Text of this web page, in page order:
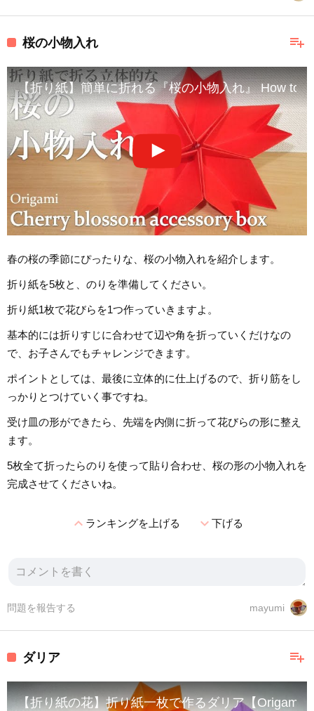
playlist_add
桜の小物入れ
【折り紙】簡単に折れる『桜の小物入れ』 How to
春の桜の季節にぴったりな、桜の小物入れを紹介します。
折り紙を5枚と、のりを準備してください。
折り紙1枚で花びらを1つ作っていきますよ。
基本的には折りすじに合わせて辺や角を折っていくだけなの
で、お子さんでもチャレンジできます。
ポイントとしては、最後に立体的に仕上げるので、折り筋をし
っかりとつけていく事ですね。
受け皿の形ができたら、先端を内側に折って花びらの形に整え
ます。
5枚全て折ったらのりを使って貼り合わせ、桜の形の小物入れを
完成させてくださいね。
expand_lessランキングを上げる expand_more下げる
mayumi
問題を報告する
playlist_add
ダリア
【折り紙の花】折り紙一枚で作るダリア【Origami